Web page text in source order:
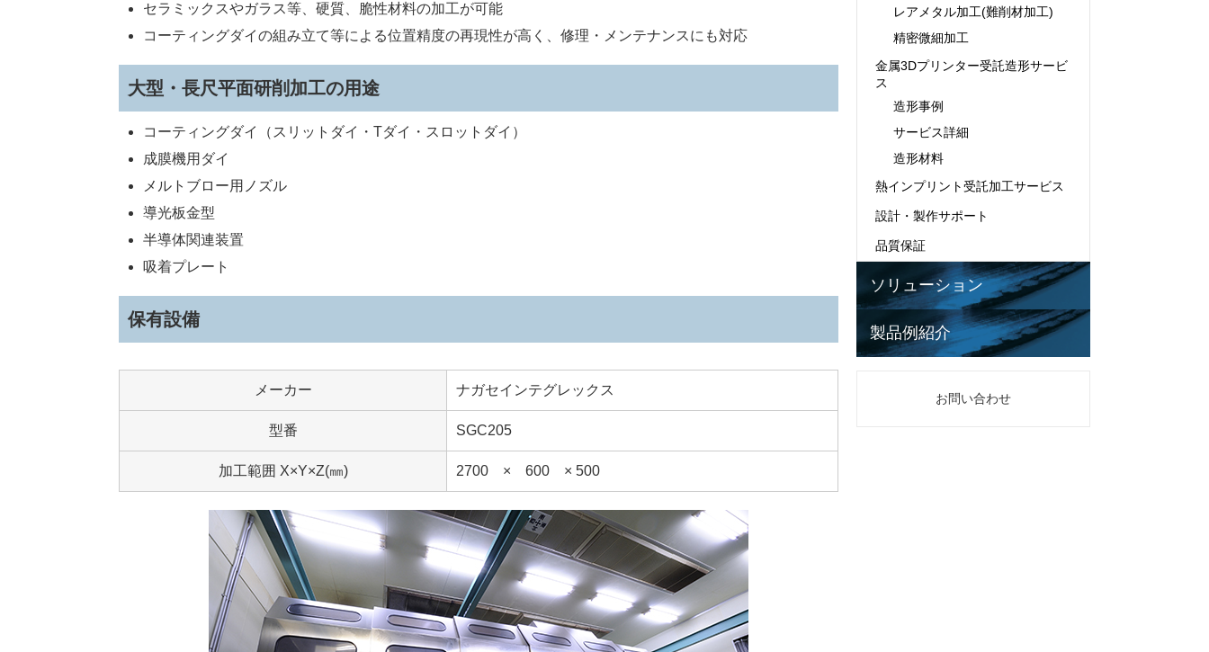
セラミックスやガラス等、硬質、脆性材料の加工が可能
コーティングダイの組み立て等による位置精度の再現性が高く、修理・メンテナンスにも対応
大型・長尺平面研削加工の用途
コーティングダイ（スリットダイ・Tダイ・スロットダイ）
成膜機用ダイ
メルトブロー用ノズル
導光板金型
半導体関連装置
吸着プレート
保有設備
メーカー ナガセインテグレックス
型番 SGC205
加工範囲 X×Y×Z(㎜) 2700 × 600 × 500
レアメタル加工(難削材加工)
精密微細加工
金属3Dプリンター受託造形サービ
ス
造形事例
サービス詳細
造形材料
熱インプリント受託加工サービス
設計・製作サポート
品質保証
ソリューション
製品例紹介
お問い合わせ